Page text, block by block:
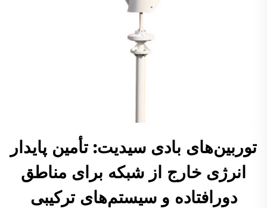
توربین‌های بادی سیدیت: تأمین پایدار
انرژی خارج از شبکه برای مناطق
دورافتاده و سیستم‌های ترکیبی